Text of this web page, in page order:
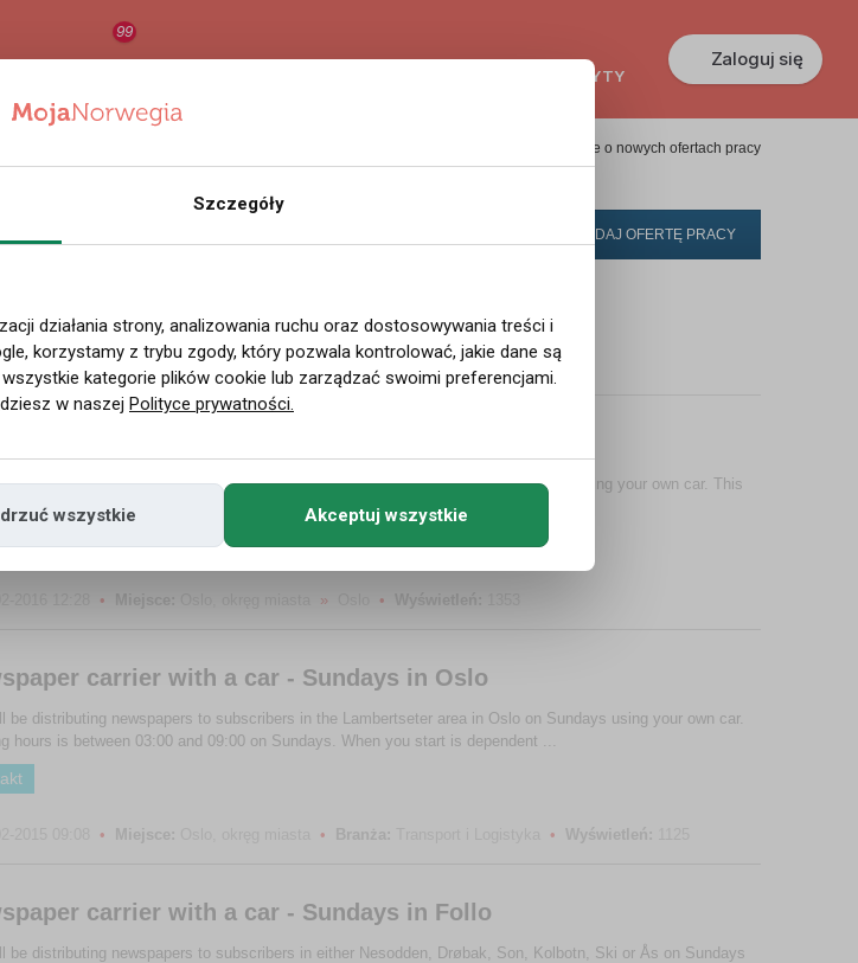
99
KREDYTY
Zaloguj się
w Norwegii Powiadom mnie o nowych ofertach pracy
DODAJ OFERTĘ PRACY
SCHIBSTED DISTRIBUSJON ØST AS
Aktualnie brak nowych ofert pracy ...
be distributing newspapers and advertisement to subscribers in Oslo on Sundays, using your own car. This
physically demanding job, where you have to work no matter how bad the ...
• Miejsce: » • Wyświetleń:
carrier with a car - Sundays in Oslo
be distributing newspapers to subscribers in the Lambertseter area in Oslo on Sundays using your own car.
hours is between 03:00 and 09:00 on Sundays. When you start is dependent ...
• Miejsce: • Branża: • Wyświetleń:
carrier with a car - Sundays in Follo
be distributing newspapers to subscribers in either Nesodden, Drøbak, Son, Kolbotn, Ski or Ås on Sundays
Szczegóły
działania strony, analizowania ruchu oraz dostosowywania treści i
korzystamy z trybu zgody, który pozwala kontrolować, jakie dane są
kategorie plików cookie lub zarządzać swoimi preferencjami.
w naszej Polityce prywatności.
wszystkie Akceptuj wszystkie